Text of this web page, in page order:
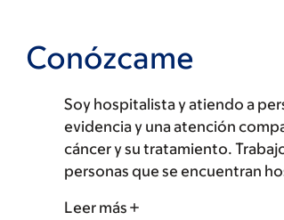
Conózcame
Soy hospitalista y atiendo a
evidencia y una atención
cáncer y su tratamiento.
personas que se encuentran
Leer más